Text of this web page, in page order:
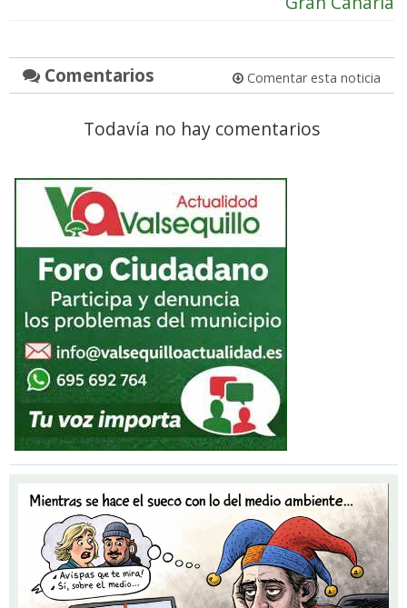
Comentarios Comentar esta noticia
Todavía no hay comentarios